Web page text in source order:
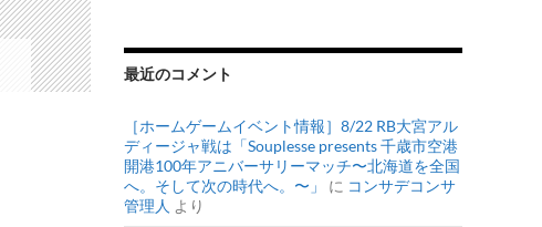
最近のコメント
［ホームゲームイベント情報］8/22 RB大宮アル
ディージャ戦は「Souplesse presents 千歳市空港
開港100年アニバーサリーマッチ〜北海道を全国
へ。そして次の時代へ。〜」
に コンサデコンサ
管理人 より